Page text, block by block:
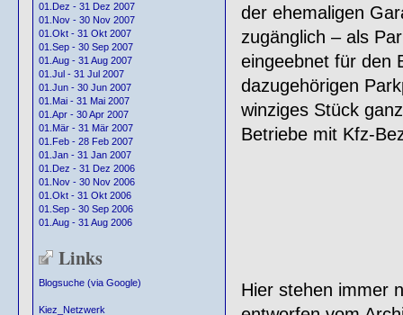
01.Dez - 31 Dez 2007
01.Nov - 30 Nov 2007
01.Okt - 31 Okt 2007
01.Sep - 30 Sep 2007
01.Aug - 31 Aug 2007
01.Jul - 31 Jul 2007
01.Jun - 30 Jun 2007
01.Mai - 31 Mai 2007
01.Apr - 30 Apr 2007
01.Mär - 31 Mär 2007
01.Feb - 28 Feb 2007
01.Jan - 31 Jan 2007
01.Dez - 31 Dez 2006
01.Nov - 30 Nov 2006
01.Okt - 31 Okt 2006
01.Sep - 30 Sep 2006
01.Aug - 31 Aug 2006
Links
Blogsuche (via Google)
Kiez_Netzwerk
der ehemaligen
zugänglich – als
eingeebnet für den
dazugehörigen
winziges Stück
Betriebe mit Kfz-
Hier stehen immer